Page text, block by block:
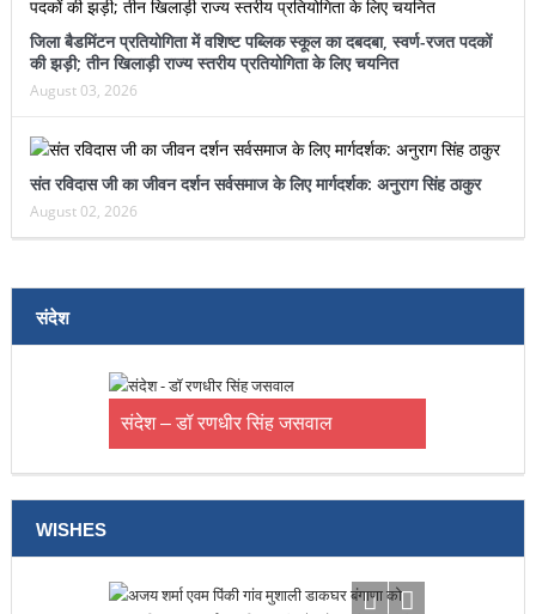
जिला बैडमिंटन प्रतियोगिता में वशिष्ट पब्लिक स्कूल का दबदबा, स्वर्ण-रजत पदकों
की झड़ी; तीन खिलाड़ी राज्य स्तरीय प्रतियोगिता के लिए चयनित
August 03, 2026
संत रविदास जी का जीवन दर्शन सर्वसमाज के लिए मार्गदर्शक: अनुराग सिंह ठाकुर
August 02, 2026
संदेश
संदेश – डॉ रणधीर सिंह जसवाल
WISHES